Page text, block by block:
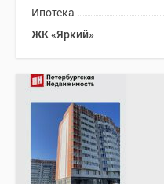
Ипотека
ЖК «Яркий»